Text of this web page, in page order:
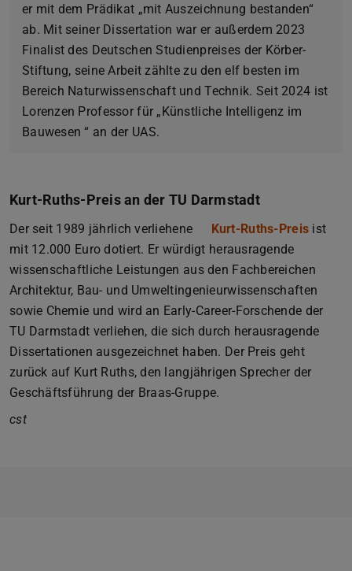
er mit dem Prädikat „mit Auszeichnung bestanden“
ab. Mit seiner Dissertation war er außerdem 2023
Finalist des Deutschen Studienpreises der Körber-
Stiftung, seine Arbeit zählte zu den elf besten im
Bereich Naturwissenschaft und Technik. Seit 2024 ist
Lorenzen Professor für „Künstliche Intelligenz im
Bauwesen “ an der UAS.
Kurt-Ruths-Preis an der TU Darmstadt
Der seit 1989 jährlich verliehene Kurt-Ruths-Preis ist
mit 12.000 Euro dotiert. Er würdigt herausragende
wissenschaftliche Leistungen aus den Fachbereichen
Architektur, Bau- und Umweltingenieurwissenschaften
sowie Chemie und wird an Early-Career-Forschende der
TU Darmstadt verliehen, die sich durch herausragende
Dissertationen ausgezeichnet haben. Der Preis geht
zurück auf Kurt Ruths, den langjährigen Sprecher der
Geschäftsführung der Braas-Gruppe.
cst